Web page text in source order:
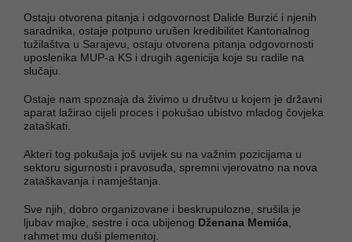
Ostaju otvorena pitanja i odgovornost Dalide Burzić i njenih
saradnika, ostaje potpuno urušen kredibilitet Kantonalnog
tužilaštva u Sarajevu, ostaju otvorena pitanja odgovornosti
uposlenika MUP-a KS i drugih agenicija koje su radile na
slučaju.
Ostaje nam spoznaja da živimo u društvu u kojem je državni
aparat lažirao cijeli proces i pokušao ubistvo mladog čovjeka
zataškati.
Akteri tog pokušaja još uvijek su na važnim pozicijama u
sektoru sigurnosti i pravosuđa, spremni vjerovatno na nova
zataškavanja i namještanja.
Sve njih, dobro organizovane i beskrupulozne, srušila je
ljubav majke, sestre i oca ubijenog Dženana Memića
rahmet mu duši plemenitoj.